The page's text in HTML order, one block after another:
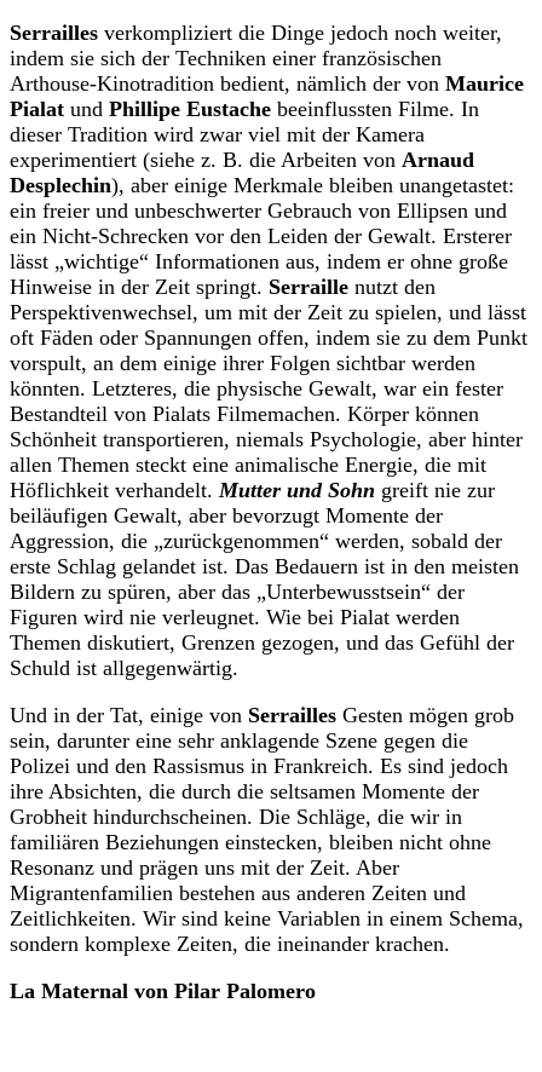
Serrailles verkompliziert die Dinge jedoch noch weiter,
indem sie sich der Techniken einer französischen
Arthouse-Kinotradition bedient, nämlich der von Maurice
Pialat und Phillipe Eustache beeinflussten Filme. In
dieser Tradition wird zwar viel mit der Kamera
experimentiert (siehe z. B. die Arbeiten von Arnaud
Desplechin), aber einige Merkmale bleiben unangetastet:
ein freier und unbeschwerter Gebrauch von Ellipsen und
ein Nicht-Schrecken vor den Leiden der Gewalt. Ersterer
lässt „wichtige“ Informationen aus, indem er ohne große
Hinweise in der Zeit springt. Serraille nutzt den
Perspektivenwechsel, um mit der Zeit zu spielen, und lässt
oft Fäden oder Spannungen offen, indem sie zu dem Punkt
vorspult, an dem einige ihrer Folgen sichtbar werden
könnten. Letzteres, die physische Gewalt, war ein fester
Bestandteil von Pialats Filmemachen. Körper können
Schönheit transportieren, niemals Psychologie, aber hinter
allen Themen steckt eine animalische Energie, die mit
Höflichkeit verhandelt.Mutter und Sohn greift nie zur
beiläufigen Gewalt, aber bevorzugt Momente der
Aggression, die „zurückgenommen“ werden, sobald der
erste Schlag gelandet ist. Das Bedauern ist in den meisten
Bildern zu spüren, aber das „Unterbewusstsein“ der
Figuren wird nie verleugnet. Wie bei Pialat werden
Themen diskutiert, Grenzen gezogen, und das Gefühl der
Schuld ist allgegenwärtig.
Und in der Tat, einige von Serrailles Gesten mögen grob
sein, darunter eine sehr anklagende Szene gegen die
Polizei und den Rassismus in Frankreich. Es sind jedoch
ihre Absichten, die durch die seltsamen Momente der
Grobheit hindurchscheinen. Die Schläge, die wir in
familiären Beziehungen einstecken, bleiben nicht ohne
Resonanz und prägen uns mit der Zeit. Aber
Migrantenfamilien bestehen aus anderen Zeiten und
Zeitlichkeiten. Wir sind keine Variablen in einem Schema,
sondern komplexe Zeiten, die ineinander krachen.
La Maternal von Pilar Palomero